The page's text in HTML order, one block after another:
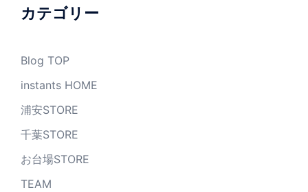
ブ
カテゴリー
Blog TOP
instants HOME
浦安STORE
千葉STORE
お台場STORE
TEAM